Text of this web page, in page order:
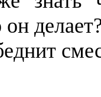
он